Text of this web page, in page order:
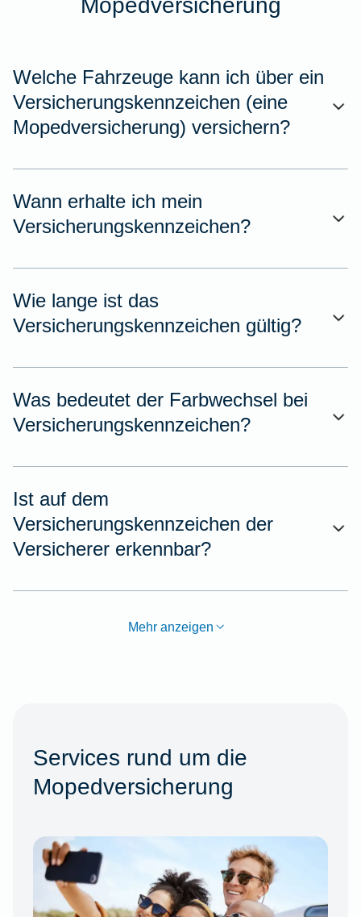
Welche Fahrzeuge kann ich über ein
Versicherungskennzeichen (eine
Mopedversicherung) versichern?
Wann erhalte ich mein
Versicherungskennzeichen?
Wie lange ist das
Versicherungskennzeichen gültig?
Was bedeutet der Farbwechsel bei
Versicherungskennzeichen?
Ist auf dem
Versicherungskennzeichen der
Versicherer erkennbar?
Mehr anzeigen
Services rund um die
Mopedversicherung